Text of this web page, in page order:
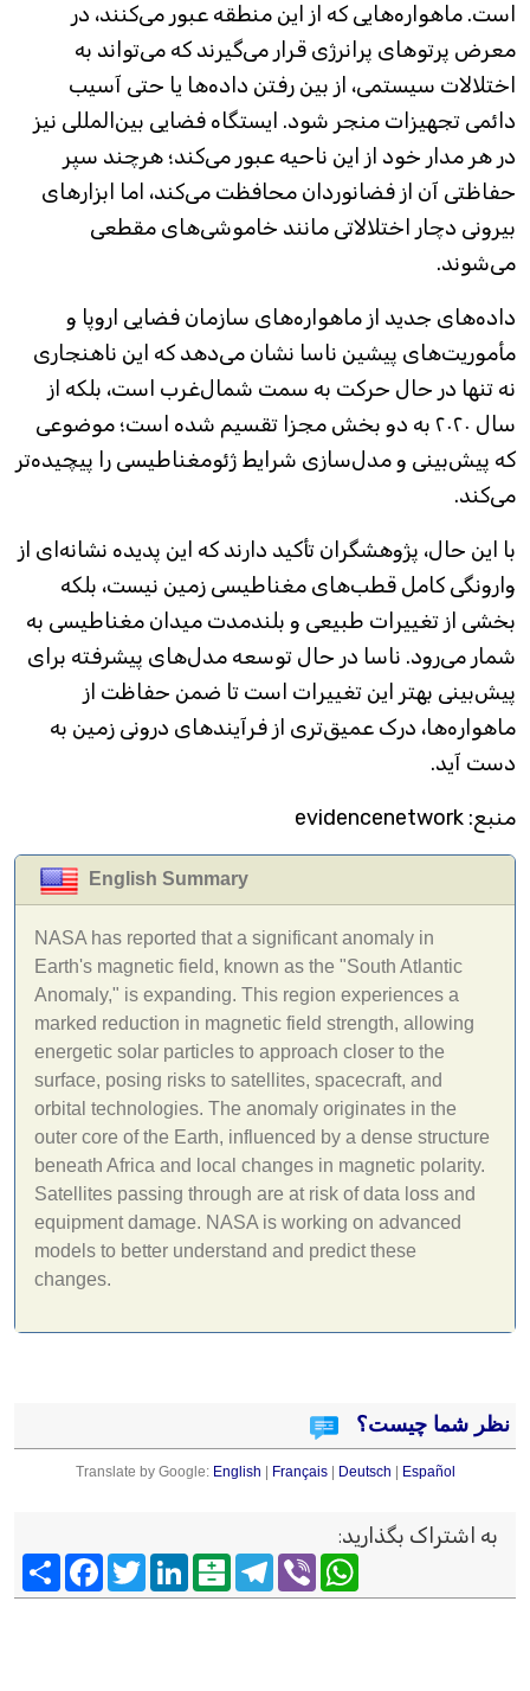
است. ماهواره‌هایی که از این منطقه عبور می‌کنند، در
معرض پرتوهای پرانرژی قرار می‌گیرند که می‌تواند به
اختلالات سیستمی، از بین رفتن داده‌ها یا حتی آسیب
دائمی تجهیزات منجر شود. ایستگاه فضایی بین‌المللی نیز
در هر مدار خود از این ناحیه عبور می‌کند؛ هرچند سپر
حفاظتی آن از فضانوردان محافظت می‌کند، اما ابزارهای
بیرونی دچار اختلالاتی مانند خاموشی‌های مقطعی
می‌شوند.
داده‌های جدید از ماهواره‌های سازمان فضایی اروپا و
مأموریت‌های پیشین ناسا نشان می‌دهد که این ناهنجاری
نه تنها در حال حرکت به سمت شمال‌غرب است، بلکه از
سال ۲۰۲۰ به دو بخش مجزا تقسیم شده است؛ موضوعی
که پیش‌بینی و مدل‌سازی شرایط ژئومغناطیسی را پیچیده‌تر
می‌کند.
با این حال، پژوهشگران تأکید دارند که این پدیده نشانه‌ای از
وارونگی کامل قطب‌های مغناطیسی زمین نیست، بلکه
بخشی از تغییرات طبیعی و بلندمدت میدان مغناطیسی به
شمار می‌رود. ناسا در حال توسعه مدل‌های پیشرفته برای
پیش‌بینی بهتر این تغییرات است تا ضمن حفاظت از
ماهواره‌ها، درک عمیق‌تری از فرآیندهای درونی زمین به
دست آید.
منبع: evidencenetwork
English Summary
NASA has reported that a significant anomaly in
Earth's magnetic field, known as the "South Atlantic
Anomaly," is expanding. This region experiences a
marked reduction in magnetic field strength, allowing
energetic solar particles to approach closer to the
surface, posing risks to satellites, spacecraft, and
orbital technologies. The anomaly originates in the
outer core of the Earth, influenced by a dense structure
beneath Africa and local changes in magnetic polarity.
Satellites passing through are at risk of data loss and
equipment damage. NASA is working on advanced
models to better understand and predict these
changes.
نظر شما چیست؟
Translate by Google: English | Français| Deutsch | Español
به اشتراک بگذارید:
FacebookTwitter
LinkedInBalatarin
TelegramViber
WhatsApp